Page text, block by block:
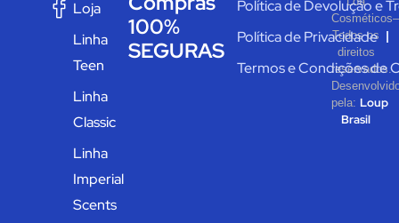
Loja
Linha
Teen
Linha
Classic
Linha
Imperial
Scents
100%
SEGURAS
Política de Devolução e
Política de Privacidade
Termos e Condições de
Cosméticos–
Todos os
direitos
reservados.
pela: Loup
Brasil